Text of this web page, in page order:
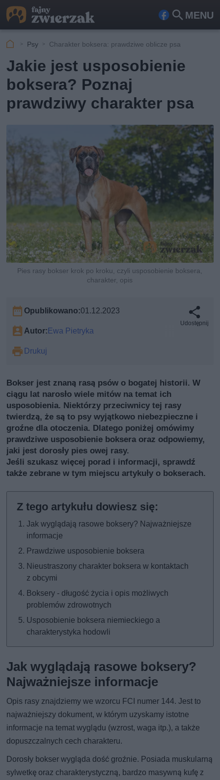
MENU
Fa
ook
Szu
Psy Charakter boksera: prawdziwe oblicze psa
Jakie jest usposobienie
boksera? Poznaj
prawdziwy charakter psa
Pies rasy bokser krok po kroku, czyli usposobienie boksera,
charakter, opis
Opublikowano:01.12.2023
Autor:Ewa Pietryka
Drukuj
Udostępnij
Bokser jest znaną rasą psów o bogatej historii. W
ciągu lat narosło wiele mitów na temat ich
usposobienia. Niektórzy przeciwnicy tej rasy
twierdzą, że są to psy wyjątkowo niebezpieczne i
groźne dla otoczenia. Dlatego poniżej omówimy
prawdziwe usposobienie boksera oraz odpowiemy,
jaki jest dorosły pies owej rasy.
Jeśli szukasz więcej porad i informacji, sprawdź
także zebrane w tym miejscu artykuły o bokserach.
Jak wyglądają rasowe boksery? Najważniejsze
informacje
Prawdziwe usposobienie boksera
Nieustraszony charakter boksera w kontaktach
z obcymi
Boksery - długość życia i opis możliwych
problemów zdrowotnych
Usposobienie boksera niemieckiego a
charakterystyka hodowli
Jak wyglądają rasowe boksery?
Najważniejsze informacje
Opis rasy znajdziemy we wzorcu FCI numer 144. Jest to
najważniejszy dokument, w którym uzyskamy istotne
informacje na temat wyglądu (wzrost, waga itp.), a także
dopuszczalnych cech charakteru.
Dorosły bokser wygląda dość groźnie. Posiada muskularną
sylwetkę oraz charakterystyczną, bardzo masywną kufę z